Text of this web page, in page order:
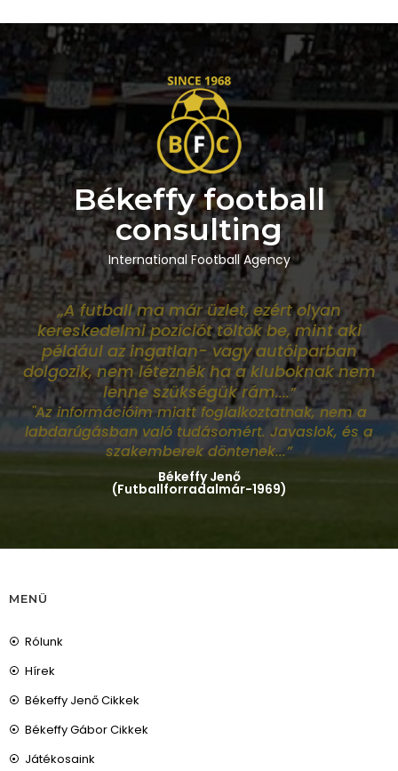
Békeffy football
consulting
International Football Agency
„A futball ma már üzlet, ezért olyan
kereskedelmi pozíciót töltök be, mint aki
például az ingatlan- vagy autóiparban
dolgozik, nem léteznék ha a kluboknak nem
lenne szükségük rám....”
"Az információim miatt foglalkoztatnak, nem a
labdarúgásban való tudásomért. Javaslok, és a
szakemberek döntenek...”
Békeffy Jenő
(Futballforradalmár-1969)
MENÜ
Rólunk
Hírek
Békeffy Jenő Cikkek
Békeffy Gábor Cikkek
Játékosaink